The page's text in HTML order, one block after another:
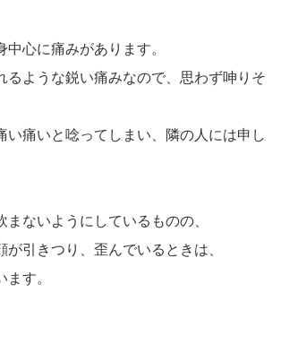
心に痛みがあります。
るような鋭い痛みなので、思わず呻りそ
い痛いと唸ってしまい、隣の人には申し
まないようにしているものの、
が引きつり、歪んでいるときは、
す。